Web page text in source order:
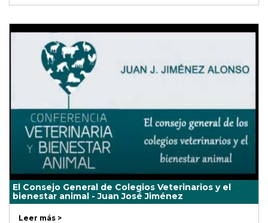
El Consejo General de Colegios Veterinarios y el
bienestar animal - Juan José Jiménez
Leer más >